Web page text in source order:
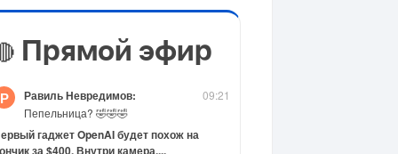
Прямой эфир
09:21
Р Равиль Невредимов:
Пепельница? 🤣🤣🤣
гаджет OpenAI будет похож на
за $400. Внутри камера,...